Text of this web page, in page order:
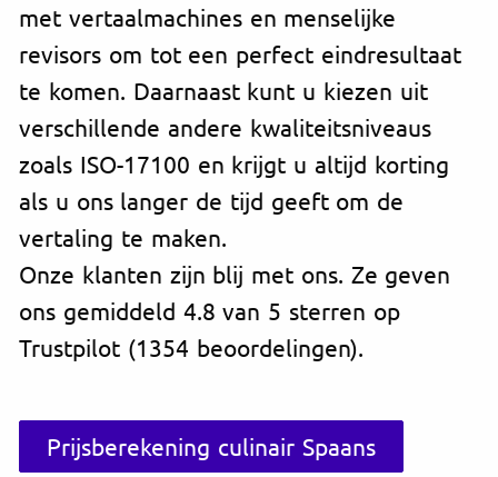
met vertaalmachines en menselijke
revisors om tot een perfect eindresultaat
te komen. Daarnaast kunt u kiezen uit
verschillende andere kwaliteitsniveaus
zoals ISO-17100 en krijgt u altijd korting
als u ons langer de tijd geeft om de
vertaling te maken.
Onze klanten zijn blij met ons. Ze geven
ons gemiddeld 4.8 van 5 sterren op
Trustpilot (1354 beoordelingen).
Prijsberekening culinair Spaans